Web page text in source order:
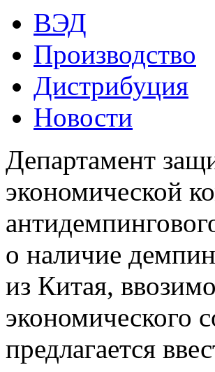
ВЭД
Производство
Дистрибуция
Новости
Департамент
экономической
о наличие
из Китая,
экономического
предлагается